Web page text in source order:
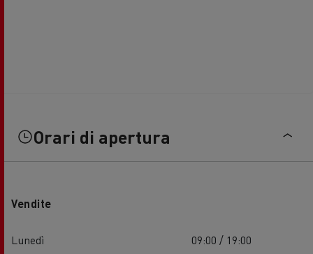
Orari di apertura
Vendite
Lunedì
09:00 / 19:00